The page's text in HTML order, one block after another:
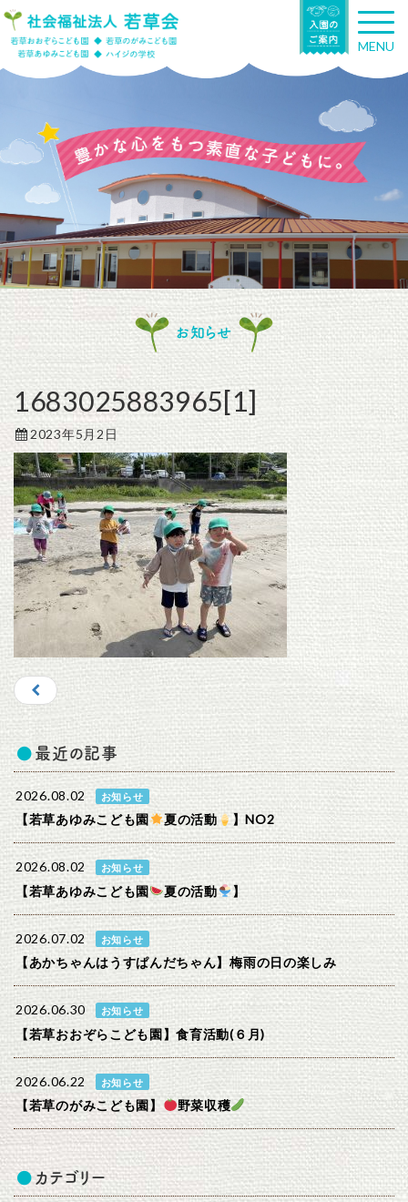
T
o
g
n
g
a
t
n
MENU
お知らせ
1683025883965[1]
2023年5月2日
最近の記事
2026.08.02 お知らせ
【若草あゆみこども園 夏の活動 】NO2
2026.08.02 お知らせ
【若草あゆみこども園 夏の活動 】
2026.07.02 お知らせ
【あかちゃんはうすぱんだちゃん】梅雨の日の楽しみ
2026.06.30 お知らせ
【若草おおぞらこども園】食育活動(６月)
2026.06.22 お知らせ
【若草のがみこども園】 野菜収穫
カテゴリー